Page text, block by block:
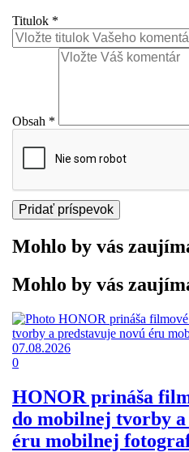
Titulok *
Obsah *
Mohlo by vás
Mohlo by vás
07.08.2026
0
HONOR prináša
do mobilnej tvorby
éru mobilnej